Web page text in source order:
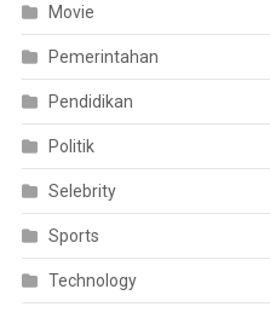
Movie
Pemerintahan
Pendidikan
Politik
Selebrity
Sports
Technology